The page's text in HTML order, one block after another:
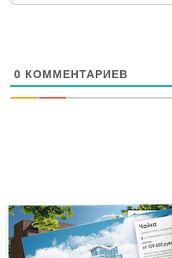
0 КОММЕНТАРИЕВ